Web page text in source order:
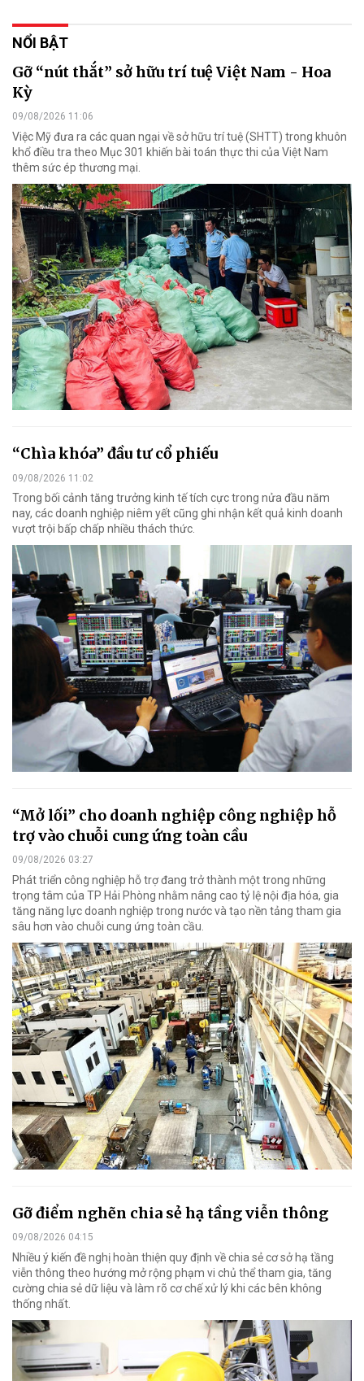
NỔI BẬT
Gỡ “nút thắt” sở hữu trí tuệ Việt Nam - Hoa
Kỳ
09/08/2026 11:06
Việc Mỹ đưa ra các quan ngại về sở hữu trí tuệ (SHTT) trong khuôn
khổ điều tra theo Mục 301 khiến bài toán thực thi của Việt Nam
thêm sức ép thương mại.
“Chìa khóa” đầu tư cổ phiếu
09/08/2026 11:02
Trong bối cảnh tăng trưởng kinh tế tích cực trong nửa đầu năm
nay, các doanh nghiệp niêm yết cũng ghi nhận kết quả kinh doanh
vượt trội bấp chấp nhiều thách thức.
“Mở lối” cho doanh nghiệp công nghiệp hỗ
trợ vào chuỗi cung ứng toàn cầu
09/08/2026 03:27
Phát triển công nghiệp hỗ trợ đang trở thành một trong những
trọng tâm của TP Hải Phòng nhằm nâng cao tỷ lệ nội địa hóa, gia
tăng năng lực doanh nghiệp trong nước và tạo nền tảng tham gia
sâu hơn vào chuỗi cung ứng toàn cầu.
Gỡ điểm nghẽn chia sẻ hạ tầng viễn thông
09/08/2026 04:15
Nhiều ý kiến đề nghị hoàn thiện quy định về chia sẻ cơ sở hạ tầng
viễn thông theo hướng mở rộng phạm vi chủ thể tham gia, tăng
cường chia sẻ dữ liệu và làm rõ cơ chế xử lý khi các bên không
thống nhất.